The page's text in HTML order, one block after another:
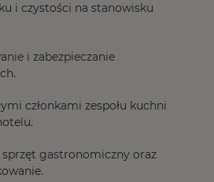
i czystości na stanowisku
i zabezpieczanie
członkami zespołu kuchni
sprzęt gastronomiczny oraz